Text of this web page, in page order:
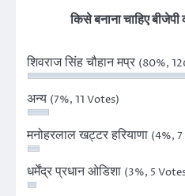
किसे बनाना चाहिए
शिवराज सिंह चौहान मप्र (80%,
अन्य (7%, 11 Votes)
मनोहरलाल खट्टर हरियाणा (4%,
धर्मेंद्र प्रधान ओडिशा (3%, 5